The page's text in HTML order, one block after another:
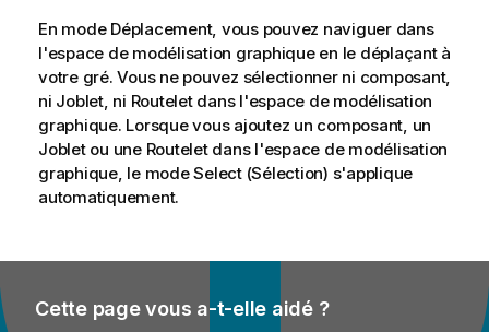
En mode Déplacement, vous pouvez naviguer dans
l'espace de modélisation graphique en le déplaçant à
votre gré. Vous ne pouvez sélectionner ni composant,
ni Joblet, ni Routelet dans l'espace de modélisation
graphique. Lorsque vous ajoutez un composant, un
Joblet ou une Routelet dans l'espace de modélisation
graphique, le mode Select (Sélection) s'applique
automatiquement.
Cette page vous a-t-elle aidé ?